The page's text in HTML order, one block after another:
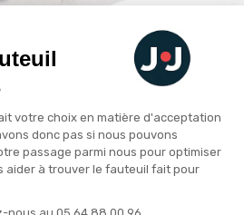
Design
Gestion du
votre choix en matière d'acceptation
donc pas si nous pouvons
passage parmi nous pour optimiser
aider à trouver le fauteuil fait pour
consent